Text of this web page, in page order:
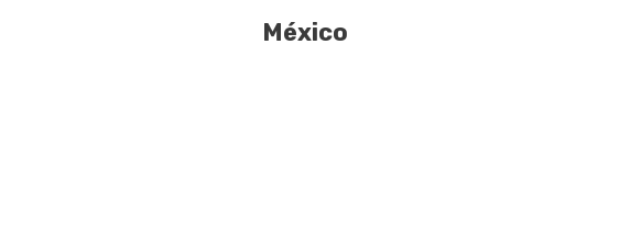
México